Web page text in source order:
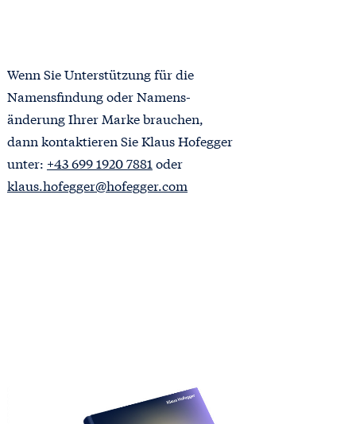
Wenn Sie Unterstützung für die
Namensfindung oder Namens-
änderung Ihrer Marke brauchen,
dann kontaktieren Sie Klaus Hofegger
unter: +43 699 1920 7881 oder
klaus.hofegger@hofegger.com